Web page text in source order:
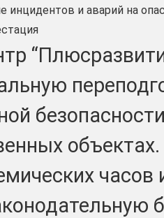
инцидентов и аварий на